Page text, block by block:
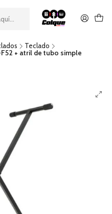
pago con transferencia bancaria
Este descuento no es
a gastos de envío.
Teclado
+ atril de tubo simple